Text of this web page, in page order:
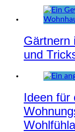
Gärtnern
und
Ideen für